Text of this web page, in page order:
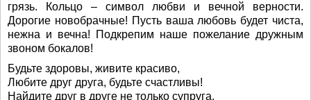
грязь. Кольцо – символ любви и вечной верности.
Дорогие новобрачные! Пусть ваша любовь будет чиста,
нежна и вечна! Подкрепим наше пожелание дружным
звоном бокалов!
Будьте здоровы, живите красиво,
Любите друг друга, будьте счастливы!
Найдите друг в друге не только супруга,